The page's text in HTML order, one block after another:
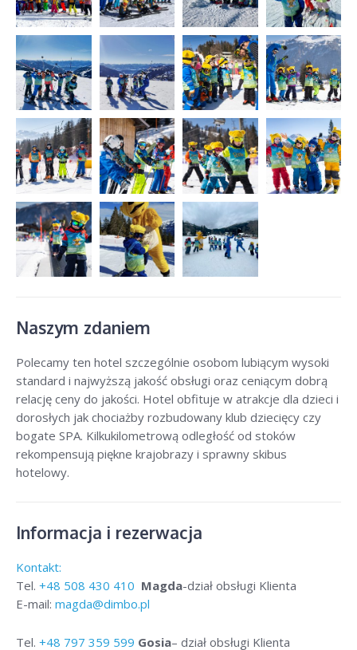
Naszym zdaniem
Polecamy ten hotel szczególnie osobom lubiącym wysoki
standard i najwyższą jakość obsługi oraz ceniącym dobrą
relację ceny do jakości. Hotel obfituje w atrakcje dla dzieci i
dorosłych jak chociażby rozbudowany klub dziecięcy czy
bogate SPA. Kilkukilometrową odległość od stoków
rekompensują piękne krajobrazy i sprawny skibus
hotelowy.
Informacja i rezerwacja
Kontakt:
Tel. +48 508 430 410 Magda-dział obsługi Klienta
E-mail: magda@dimbo.pl
Tel. +48 797 359 599 Gosia– dział obsługi Klienta